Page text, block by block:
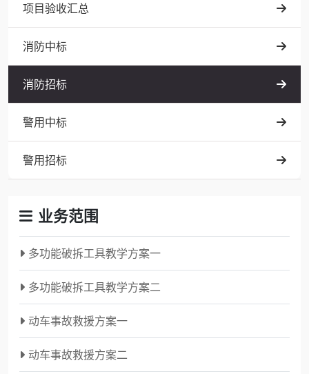
项目验收汇总
消防中标
消防招标
警用中标
警用招标
业务范围
多功能破拆工具教学方案一
多功能破拆工具教学方案二
动车事故救援方案一
动车事故救援方案二